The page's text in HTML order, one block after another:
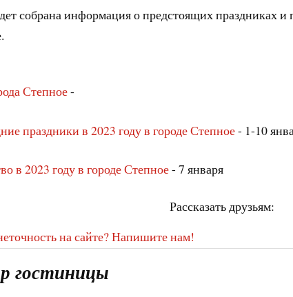
собрана информация о предстоящих праздниках
Степное-
праздники в 2023 году в городе Степное- 1-10
в 2023 году в городе Степное- 7 января
Рассказать друзьям:
на сайте? Напишите нам!
гостиницы